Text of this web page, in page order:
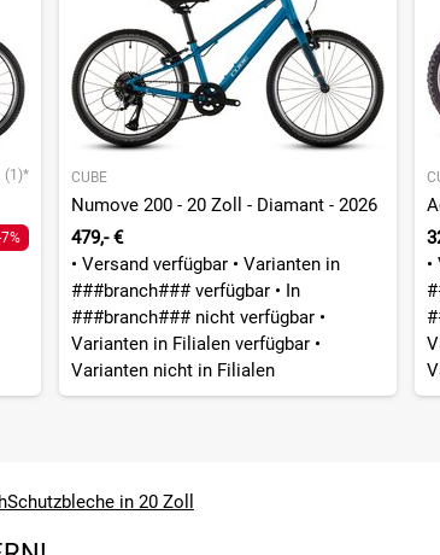
(1)* CUBE
Numove 200 - 20 Zoll - Diamant - 2026
479,- €
• Versand verfügbar • Varianten in
###branch### verfügbar • In
###branch### nicht verfügbar •
Varianten in Filialen verfügbar •
Varianten nicht in Filialen
•
Schutzbleche in 20 Zoll